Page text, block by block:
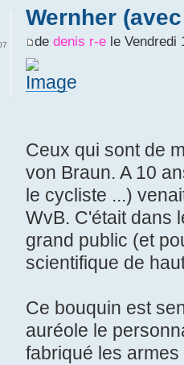
Wernher
de denis r-ele Vendredi
Ceux qui sont de
von Braun. A 10
le cycliste ...)
WvB. C'était dans
grand public (et
scientifique de
Ce bouquin est
auréole le
fabriqué les